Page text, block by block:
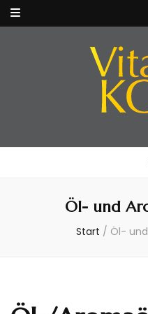
Öl- und
Start / Öl-